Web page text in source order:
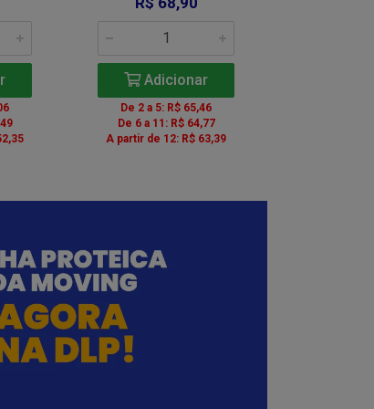
Adicionar
De 2 a 5: R$ 65,46
De 6 a 11: R$ 64,77
A partir de 12: R$ 63,39